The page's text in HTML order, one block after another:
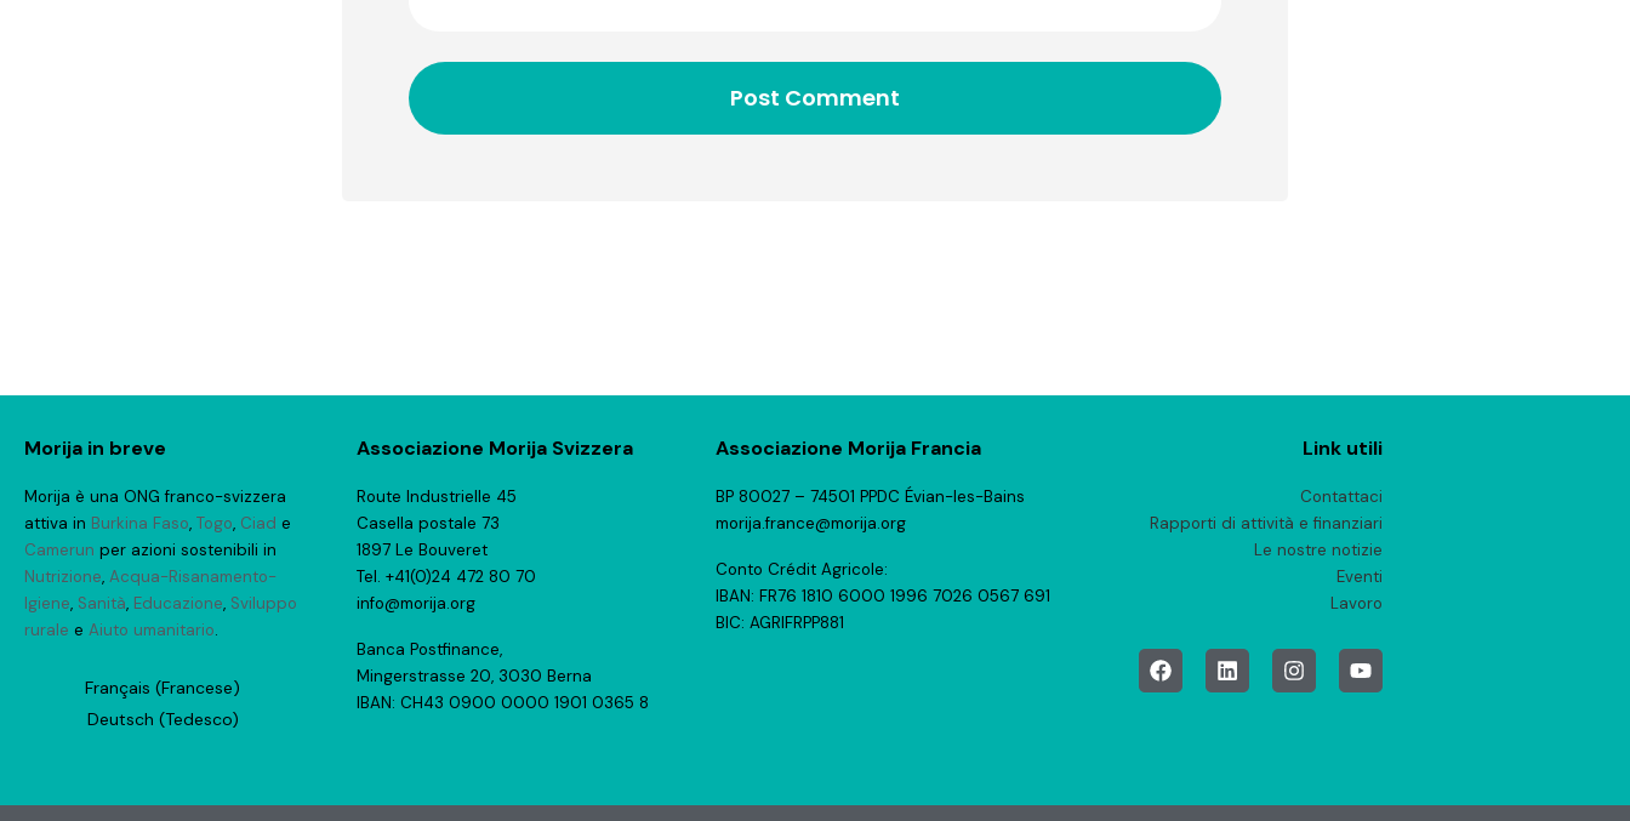
Post Comment
Morija in breve
Morija è una ONG franco-svizzera
attiva in Burkina Faso, Togo, Ciad e
Camerun per azioni sostenibili in
Nutrizione, Acqua-Risanamento-
Igiene, Sanità, Educazione, Sviluppo
rurale e Aiuto umanitario.
Français (Francese)
Deutsch (Tedesco)
Associazione Morija Svizzera
Route Industrielle 45
Casella postale 73
1897 Le Bouveret
Tel. +41(0)24 472 80 70
info@morija.org
Banca Postfinance,
Mingerstrasse 20, 3030 Berna
IBAN: CH43 0900 0000 1901 0365 8
Associazione Morija Francia
BP 80027 – 74501 PPDC Évian-les-Bains
morija.france@morija.org
Conto Crédit Agricole:
IBAN: FR76 1810 6000 1996 7026 0567 691
BIC: AGRIFRPP881
Link utili
Contattaci
Rapporti di attività e finanziari
Le nostre notizie
Eventi
Lavoro